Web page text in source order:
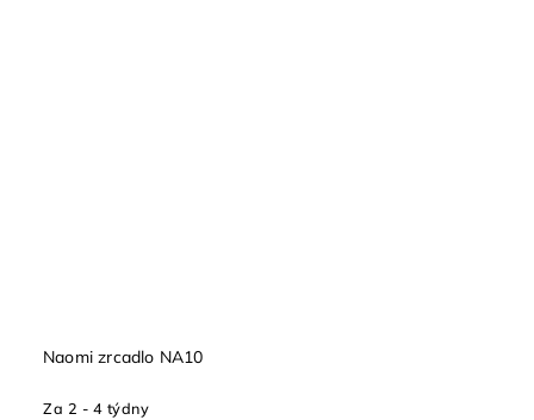
Naomi zrcadlo NA10
Za 2 - 4 týdny